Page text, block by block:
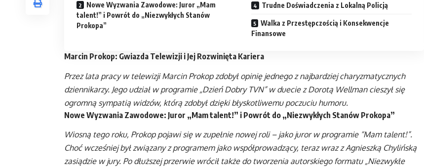
Nowe Wyzwania Zawodowe: Juror „Mam
talent!” i Powrót do „Niezwykłych Stanów
Prokopa”
Trudne Doświadczenia z Lokalną Policją
Walka z Przestępczością i Konsekwencje
Finansowe
Marcin Prokop: Gwiazda Telewizji i Jej Rozwinięta Kariera
Przez lata pracy w telewizji Marcin Prokop zdobył opinię jednego z najbardziej charyzmatycznych
dziennikarzy. Jego udział w programie „Dzień Dobry TVN” w duecie z Dorotą Wellman cieszył się
ogromną sympatią widzów, którą zdobył dzięki błyskotliwemu poczuciu humoru.
Nowe Wyzwania Zawodowe: Juror „Mam talent!” i Powrót do „Niezwykłych Stanów Prokopa”
Wiosną tego roku, Prokop pojawi się w zupełnie nowej roli – jako juror w programie “Mam talent!”.
Choć wcześniej był związany z programem jako współprowadzący, teraz wraz z Agnieszką Chylińską
zasiądzie w jury. Po dłuższej przerwie wrócił także do tworzenia autorskiego formatu „Niezwykłe